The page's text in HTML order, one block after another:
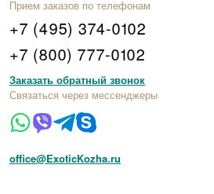
Прием заказов по телефонам
+7 (495) 374-0102
+7 (800) 777-0102
Заказать обратный звонок
Связаться через мессенджеры
office@ExoticKozha.ru